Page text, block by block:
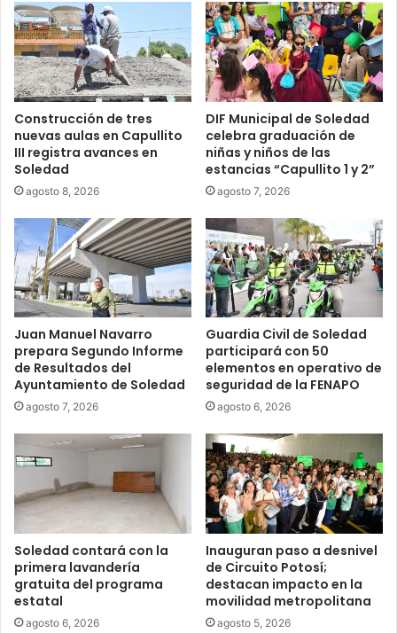
Construcción de tres
nuevas aulas en Capullito
III registra avances en
Soledad
agosto 8, 2026
DIF Municipal de Soledad
celebra graduación de
niñas y niños de las
estancias “Capullito 1 y 2”
agosto 7, 2026
Juan Manuel Navarro
prepara Segundo Informe
de Resultados del
Ayuntamiento de Soledad
agosto 7, 2026
Guardia Civil de Soledad
participará con 50
elementos en operativo de
seguridad de la FENAPO
agosto 6, 2026
Soledad contará con la
primera lavandería
gratuita del programa
estatal
agosto 6, 2026
Inauguran paso a desnivel
de Circuito Potosí;
destacan impacto en la
movilidad metropolitana
agosto 5, 2026